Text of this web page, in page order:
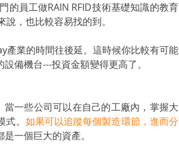
的員工做RAIN RFID技術基礎知識的教育
，也比較容易找的到。
產業的時間往後延。這時候你比較有可能
備機台---投資金額變得更高了。
一些公司可以在自己的工廠內，掌握大
。 如果可以追蹤每個製造環節，進而分
一個巨大的資產。